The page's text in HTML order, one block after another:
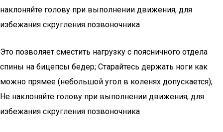
наклоняйте голову при выполнении движения, для
избежания скругления позвоночника
Это позволяет сместить нагрузку с поясничного отдела
спины на бицепсы бедер; Старайтесь держать ноги как
можно прямее (небольшой угол в коленях допускается);
Не наклоняйте голову при выполнении движения, для
избежания скругления позвоночника